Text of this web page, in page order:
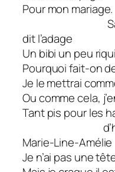
Pour mon mariage.
Sans
dit l’adage
Un bibi un peu
Pourquoi fait-on
Je le mettrai
Ou comme cela,
Tant pis pour les
Marie-Line-Amélie
Je n’ai pas une